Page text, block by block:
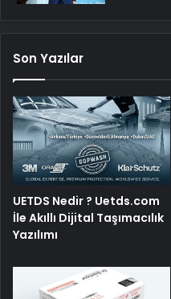
Son Yazılar
UETDS Nedir ? Uetds.com
İle Akıllı Dijital Taşımacılık
Yazılımı